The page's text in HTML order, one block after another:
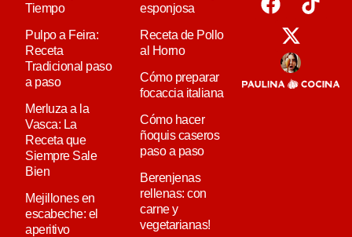
Tiempo
Pulpo a Feira:
Receta
Tradicional paso
a paso
Merluza a la
Vasca: La
Receta que
Siempre Sale
Bien
Mejillones en
escabeche: el
aperitivo
esponjosa
Receta de Pollo
al Horno
Cómo preparar
focaccia italiana
Cómo hacer
ñoquis caseros
paso a paso
Berenjenas
rellenas: con
carne y
vegetarianas!